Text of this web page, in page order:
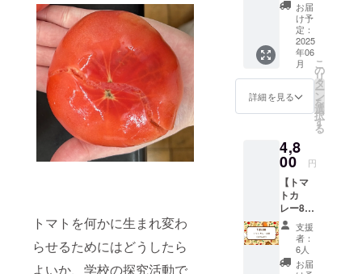
トマトを何かに生まれ変わ
らせるためにはどうしたら
よいか、学校の探究活動で
150gと
なりま
す。 ※
原材料
及び添
加物等
の食品
表示は
に表記
されま
品開封
前には
必ずお
届けの
リター
ンに貼
付され
容量は1
袋150g
となり
ます。
※原材料
及び添
加物等
の食品
商品の
ラベル
に表記
されま
す。 商
品開封
前には
必ずお
届けの
リター
お届
け予
定：
2025
年06
月
詳細を見る
こ
の
リ
タ
ー
ン
を
選
択
す
る
4,8
00 円
【トマ
トカ
レー8個
入り
(20%off
)】 プロ
ジェク
支援
者：
6人
お届